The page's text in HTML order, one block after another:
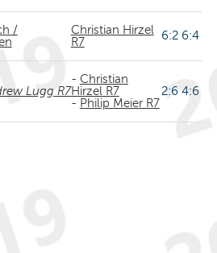
/
Christian Hirzel
R7
6:2 6:4
Lugg R7
- Christian
Hirzel R7
- Philip Meier R7
2:6 4:6